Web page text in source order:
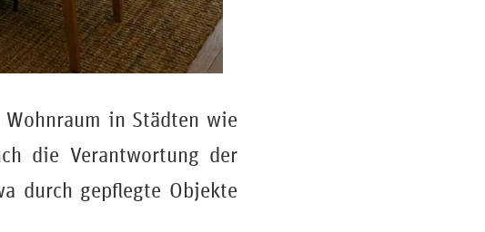
in Städten wie
die Verantwortung der
durch gepflegte Objekte